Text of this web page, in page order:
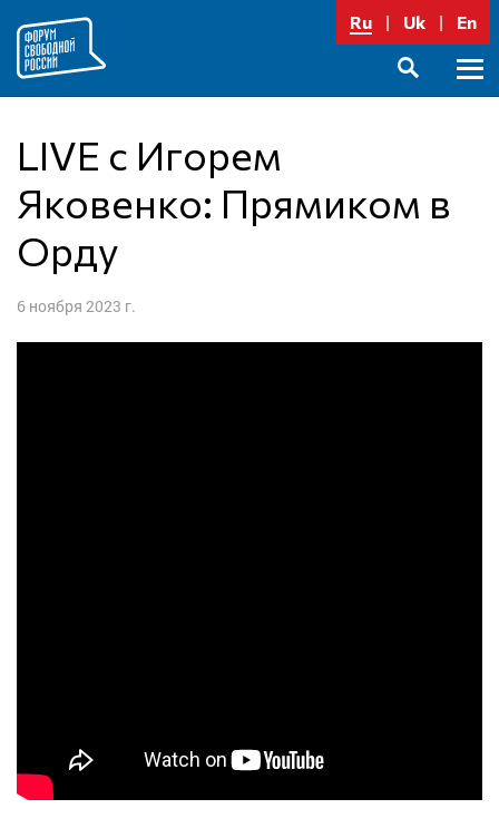
содержимому
Ru Uk En
LIVE с Игорем
Яковенко: Прямиком в
Орду
6 ноября 2023 г.